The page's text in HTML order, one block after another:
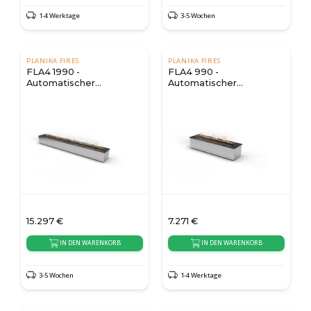
1-4 Werktage 3-5 Wochen
PLANIKA FIRES
FLA4 1990 -
Automatischer
15.297 €
IN DEN WARENKORB
3-5 Wochen
PLANIKA FIRES
FLA4 990 -
Automatischer
7.271 €
IN DEN WARENKORB
1-4 Werktage